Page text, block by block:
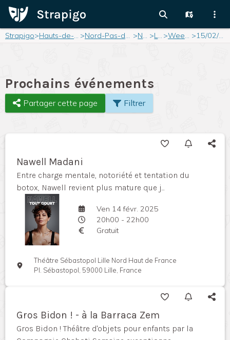
Strapigo> Hauts-de-France > Nord-Pas-de-Calais > Nord > Lille > Weekend > 15/02/2025
Prochains événements
Partager cette page Filtrer
Nawell Madani
Entre charge mentale, notoriété et tentation du
botox, Nawell revient plus mature que j...
Ven 14 févr. 2025
20h00 - 22h00
Gratuit
Théâtre Sébastopol Lille Nord Haut de France
Pl. Sébastopol, 59000 Lille, France
Gros Bidon ! - à la Barraca Zem
Gros Bidon ! Théâtre d'objets pour enfants par la